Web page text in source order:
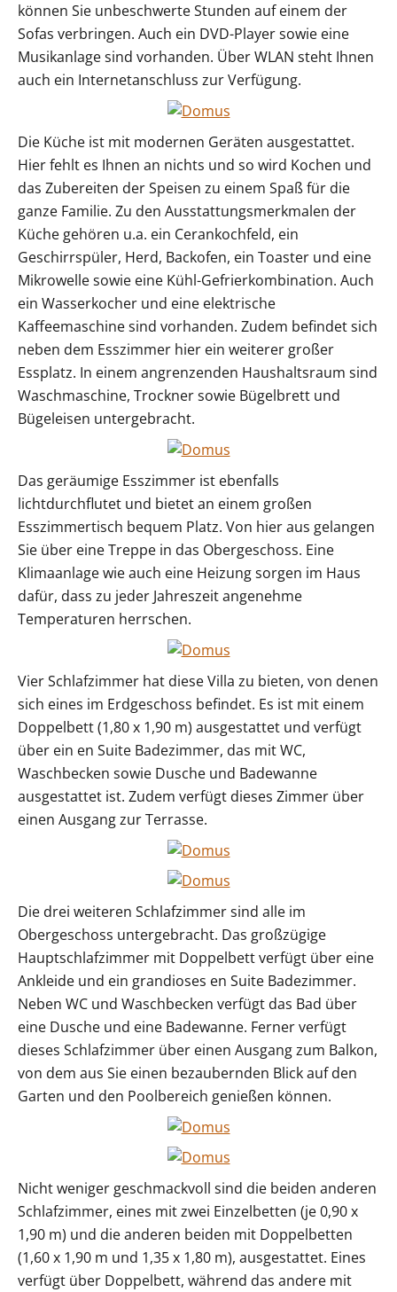
können Sie unbeschwerte Stunden auf einem der
Sofas verbringen. Auch ein DVD-Player sowie eine
Musikanlage sind vorhanden. Über WLAN steht Ihnen
auch ein Internetanschluss zur Verfügung.
Die Küche ist mit modernen Geräten ausgestattet.
Hier fehlt es Ihnen an nichts und so wird Kochen und
das Zubereiten der Speisen zu einem Spaß für die
ganze Familie. Zu den Ausstattungsmerkmalen der
Küche gehören u.a. ein Cerankochfeld, ein
Geschirrspüler, Herd, Backofen, ein Toaster und eine
Mikrowelle sowie eine Kühl-Gefrierkombination. Auch
ein Wasserkocher und eine elektrische
Kaffeemaschine sind vorhanden. Zudem befindet sich
neben dem Esszimmer hier ein weiterer großer
Essplatz. In einem angrenzenden Haushaltsraum sind
Waschmaschine, Trockner sowie Bügelbrett und
Bügeleisen untergebracht.
Das geräumige Esszimmer ist ebenfalls
lichtdurchflutet und bietet an einem großen
Esszimmertisch bequem Platz. Von hier aus gelangen
Sie über eine Treppe in das Obergeschoss. Eine
Klimaanlage wie auch eine Heizung sorgen im Haus
dafür, dass zu jeder Jahreszeit angenehme
Temperaturen herrschen.
Vier Schlafzimmer hat diese Villa zu bieten, von denen
sich eines im Erdgeschoss befindet. Es ist mit einem
Doppelbett (1,80 x 1,90 m) ausgestattet und verfügt
über ein en Suite Badezimmer, das mit WC,
Waschbecken sowie Dusche und Badewanne
ausgestattet ist. Zudem verfügt dieses Zimmer über
einen Ausgang zur Terrasse.
Die drei weiteren Schlafzimmer sind alle im
Obergeschoss untergebracht. Das großzügige
Hauptschlafzimmer mit Doppelbett verfügt über eine
Ankleide und ein grandioses en Suite Badezimmer.
Neben WC und Waschbecken verfügt das Bad über
eine Dusche und eine Badewanne. Ferner verfügt
dieses Schlafzimmer über einen Ausgang zum Balkon,
von dem aus Sie einen bezaubernden Blick auf den
Garten und den Poolbereich genießen können.
Nicht weniger geschmackvoll sind die beiden anderen
Schlafzimmer, eines mit zwei Einzelbetten (je 0,90 x
1,90 m) und die anderen beiden mit Doppelbetten
(1,60 x 1,90 m und 1,35 x 1,80 m), ausgestattet. Eines
verfügt über Doppelbett, während das andere mit